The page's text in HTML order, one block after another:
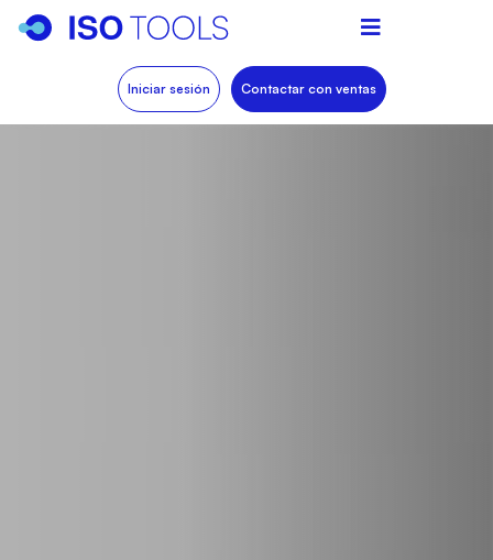
Iniciar sesión Contactar con ventas